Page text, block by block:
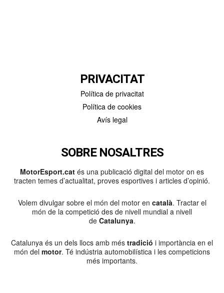
PRIVACITAT
Política de privacitat
Política de cookies
Avís legal
SOBRE NOSALTRES
MotorEsport.cat és una publicació digital del motor on es
tracten temes d’actualitat, proves esportives i articles d’opinió.
Volem divulgar sobre el món del motor en català. Tractar el
món de la competició des de nivell mundial a nivell
de Catalunya.
Catalunya és un dels llocs amb més tradició i importància en el
món del motor. Té indústria automobilística i les competicions
més importants.